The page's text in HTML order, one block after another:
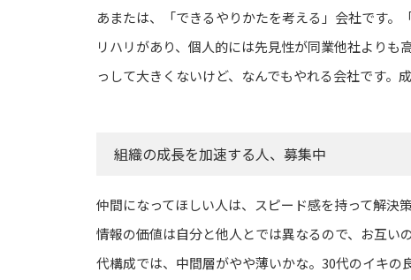
あまたは、「できるやりかたを考える」会社です。
リハリがあり、個人的には先見性が同業他社より
っして大きくないけど、なんでもやれる会社です。
組織の成長を加速する人、募集中
仲間になってほしい人は、スピード感を持って解決
情報の価値は自分と他人とでは異なるので、お互い
代構成では、中間層がやや薄いかな。30代のイキの